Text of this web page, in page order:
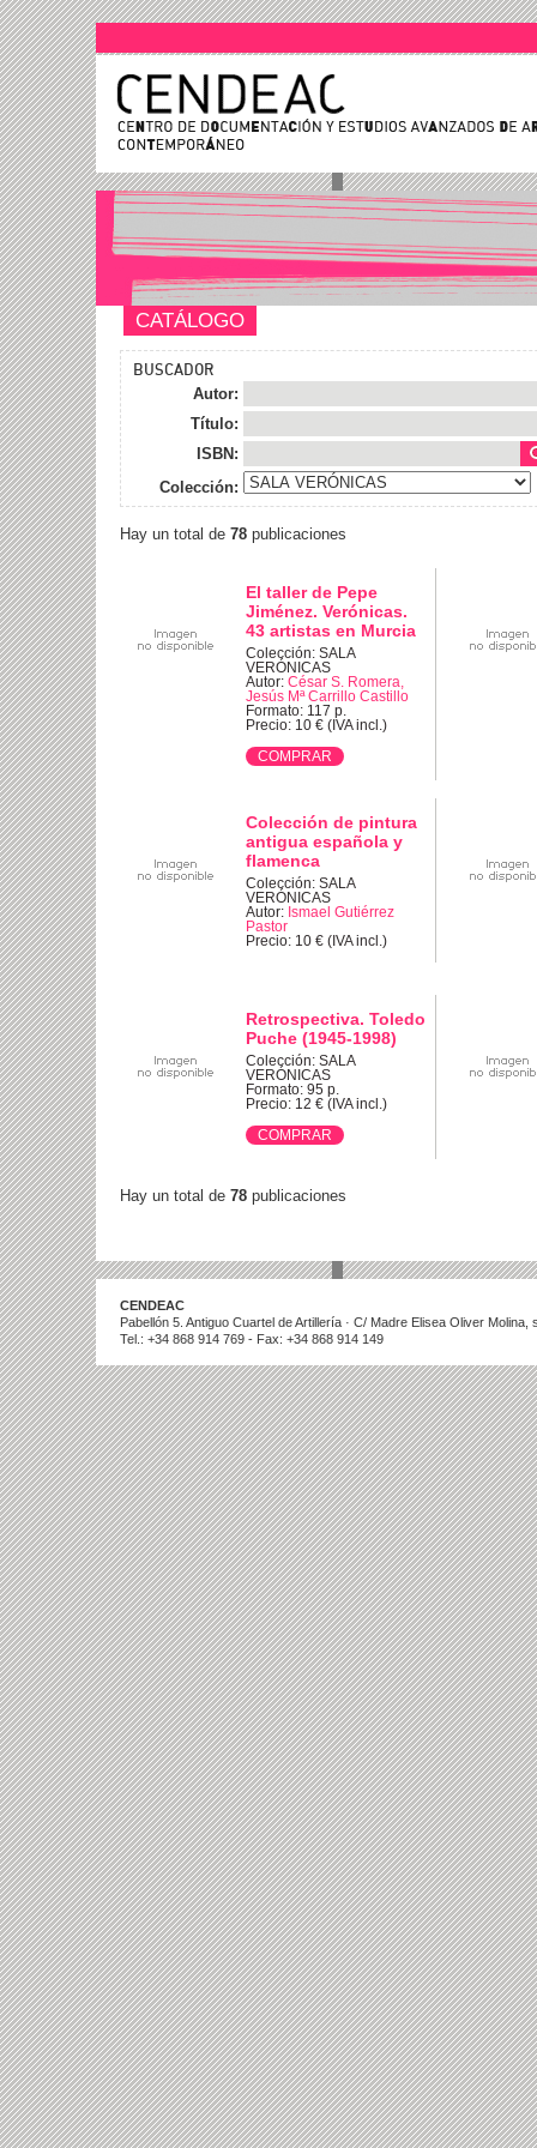
CATÁLOGO
BUSCADOR
Autor:
Título:
ISBN:
Colección:
Hay un total de 78 publicaciones
El taller de Pepe
Jiménez. Verónicas.
43 artistas en Murcia
Colección: SALA
VERÓNICAS
Autor: César S. Romera,
Jesús Mª Carrillo Castillo
Formato: 117 p.
Precio: 10 € (IVA incl.)
Colección de pintura
antigua española y
flamenca
Colección: SALA
VERÓNICAS
Autor: Ismael Gutiérrez
Pastor
Precio: 10 € (IVA incl.)
Retrospectiva. Toledo
Puche (1945-1998)
Colección: SALA
VERÓNICAS
Formato: 95 p.
Precio: 12 € (IVA incl.)
Hay un total de 78 publicaciones
CENDEAC
Pabellón 5. Antiguo Cuartel de Artillería · C/ Madre Elisea Oliver
Tel.: +34 868 914 769 - Fax: +34 868 914 149